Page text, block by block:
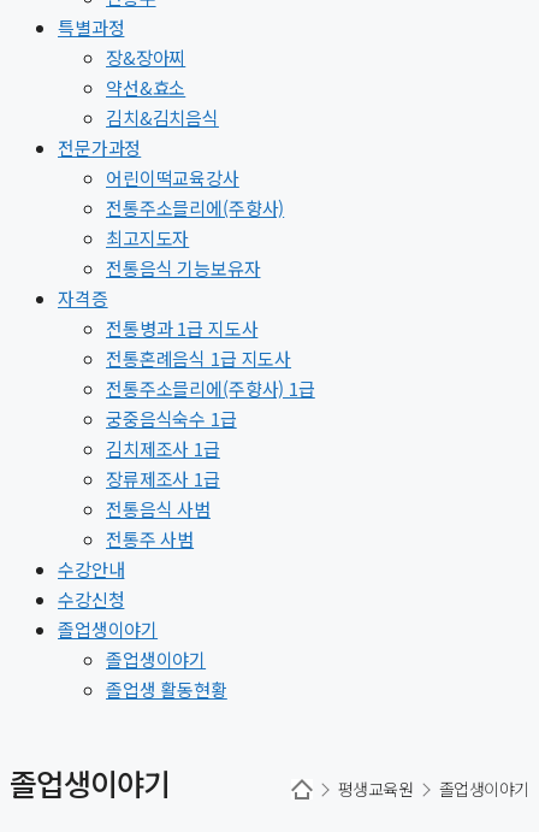
특별과정
장&장아찌
약선&효소
김치&김치음식
전문가과정
어린이떡교육강사
전통주소믈리에(주향사)
최고지도자
전통음식 기능보유자
자격증
전통병과 1급 지도사
전통혼례음식 1급 지도사
전통주소믈리에(주향사) 1급
궁중음식숙수 1급
김치제조사 1급
장류제조사 1급
전통음식 사범
전통주 사범
수강안내
수강신청
졸업생이야기
졸업생이야기
졸업생 활동현황
졸업생이야기 평생교육원 졸업생이야기